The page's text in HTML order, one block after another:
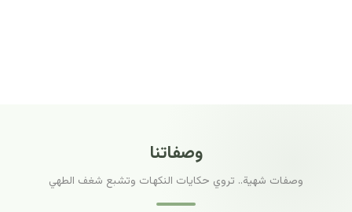
وصفاتنا
وصفات شهية.. تروي حكايات النكهات وتشبع شغف الطهي